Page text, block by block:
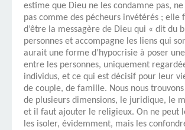
estime que Dieu ne les condamne pas,
pas comme des pécheurs invétérés ; elle
d’être la messagère de Dieu qui « dit du
personnes et accompagne les liens qui
aurait une forme d’hypocrisie à poser
entre les personnes, uniquement
individus, et ce qui est décisif pour leur
de couple, de famille. Nous nous
de plusieurs dimensions, le juridique, le
et il faut ajouter le religieux. On ne peut
les isoler, évidemment, mais les